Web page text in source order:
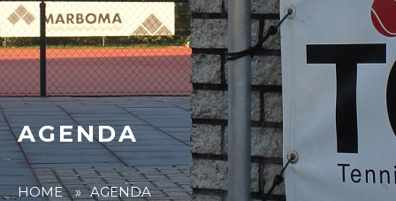
HOME » AGENDA
AGENDA